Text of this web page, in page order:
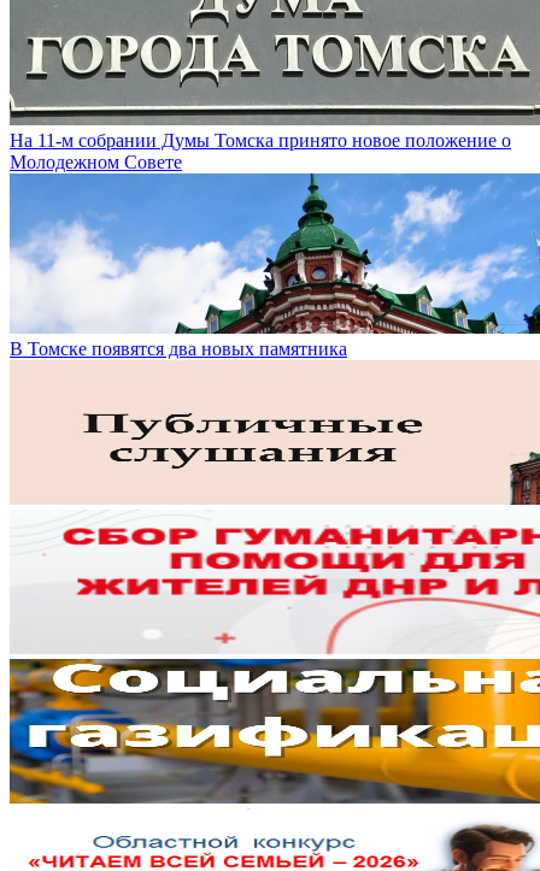
На 11-м собрании Думы Томска принято новое положение о
Молодежном Совете
В Томске появятся два новых памятника